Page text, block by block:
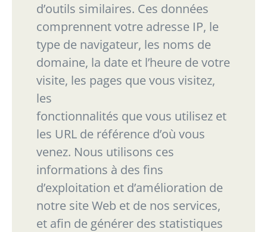
d’outils similaires. Ces données
comprennent votre adresse IP, le
type de navigateur, les noms de
domaine, la date et l’heure de votre
visite, les pages que vous visitez,
les
fonctionnalités que vous utilisez et
les URL de référence d’où vous
venez. Nous utilisons ces
informations à des fins
d’exploitation et d’amélioration de
notre site Web et de nos services,
et afin de générer des statistiques